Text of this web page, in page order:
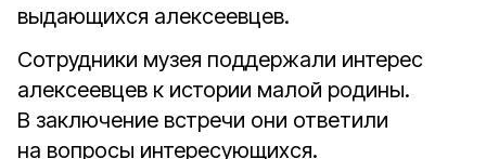
выдающихся алексеевцев.
Сотрудники музея поддержали интерес
алексеевцев к истории малой родины.
В заключение встречи они ответили
на вопросы интересующихся.